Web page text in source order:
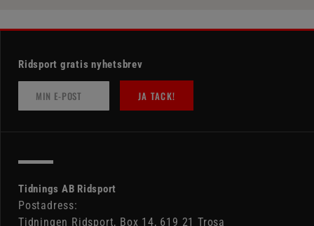
Ridsport gratis nyhetsbrev
JA TACK!
Tidnings AB Ridsport
Postadress:
Tidningen Ridsport, Box 14, 619 21 Trosa